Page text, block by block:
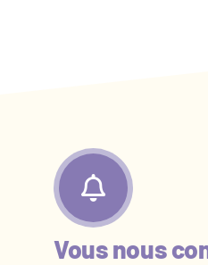
Vous nous